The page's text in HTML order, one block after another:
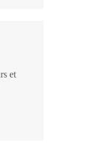
et